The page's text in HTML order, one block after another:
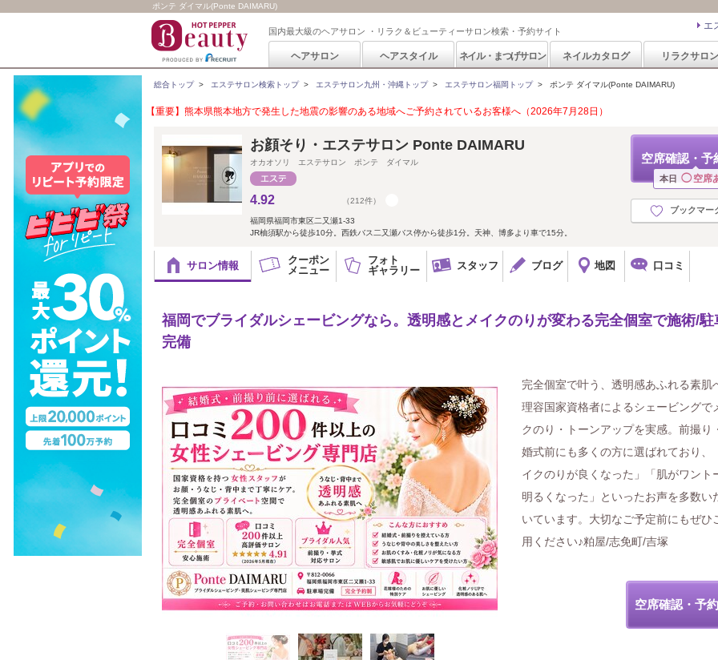
ポンテ ダイマル(Ponte DAIMARU)
国内最大級のヘアサロン ・リラク＆ビューティーサロン検索・予約サイト エ
ヘアサロン ヘアスタイル ネイル・まつげサロン ネイルカタログ リラクサロン
総合トップ> エステサロン検索トップ> エステサロン九州・沖縄トップ> エステサロン福岡トップ> ポンテ ダイマル(Ponte DAIMARU)
【重要】熊本県熊本地方で発生した地震の影響のある地域へご予約されているお客様へ（2026年7月28日）
空席確認・予
本日 ◯ 空席
ブックマー
お顔そり・エステサロン Ponte DAIMARU
オカオソリ エステサロン ポンテ ダイマル
4.92 （212件）
福岡県福岡市東区二又瀬1-33
JR柚須駅から徒歩10分。西鉄バス二又瀬バス停から徒歩1分。天神、博多より車で15分。
サロン情報
クーポン
メニュー
フォト
ギャラリー
スタッフ ブログ 地図 口コミ
福岡でブライダルシェービングなら。透明感とメイクのりが変わる完全個室で施術/駐
完備
完全個室で叶う、透明感あふれる素肌
理容国家資格者によるシェービングで
クのり・トーンアップを実感。前撮り
婚式前にも多くの方に選ばれており、
イクのりが良くなった」「肌がワント
明るくなった」といったお声を多数い
いています。大切なご予定前にもぜひ
用ください♪粕屋/志免町/吉塚
空席確認・予